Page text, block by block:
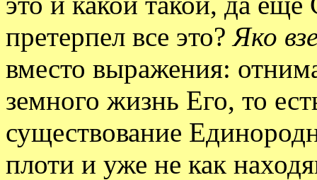
претерпел все это?Яко
вместо выражения:
земного жизнь Его, то
существование
плоти и уже не как